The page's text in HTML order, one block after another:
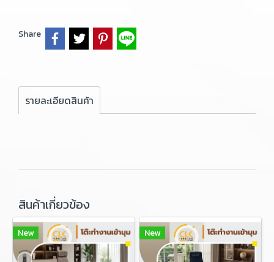
Share
รายละเอียดสินค้า
สินค้าเกี่ยวข้อง
New New